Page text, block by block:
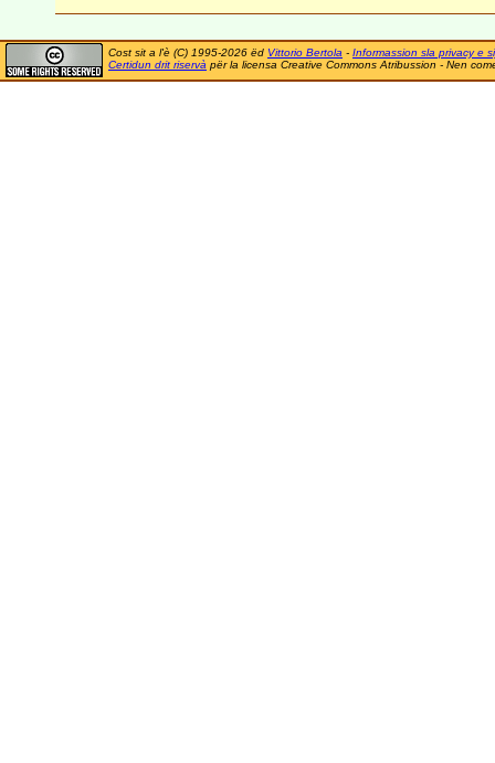
Cost sit a l'è (C) 1995-2026 ëd Vittorio Bertola - Informassion sla privacy e
Certidun drit riservà për la licensa Creative Commons Atribussion - Nen